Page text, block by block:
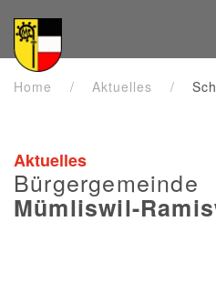
Zum Hauptinhalt springen
Home Aktuelles
Aktuelles
Bürgergemeinde
Mümliswil-